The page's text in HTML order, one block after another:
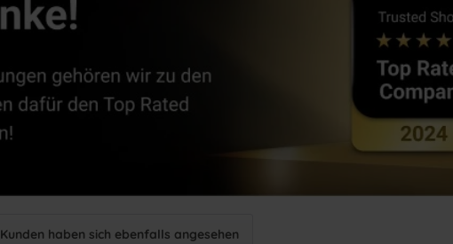
Kunden haben sich ebenfalls angesehen